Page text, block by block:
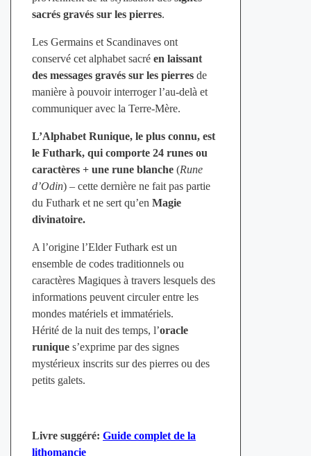
sacrés gravés sur les pierres.
Les Germains et Scandinaves ont
conservé cet alphabet sacré en laissant
des messages gravés sur les pierresde
manière à pouvoir interroger l’au-delà et
communiquer avec la Terre-Mère.
L’Alphabet Runique, le plus connu, est
le Futhark, qui comporte 24 runes ou
caractères + une rune blanche(Rune
d’Odin) – cette dernière ne fait pas partie
du Futhark et ne sert qu’en Magie
divinatoire.
A l’origine l’Elder Futhark est un
ensemble de codes traditionnels ou
caractères Magiques à travers lesquels des
informations peuvent circuler entre les
mondes matériels et immatériels.
Hérité de la nuit des temps, l’oracle
runiques’exprime par des signes
mystérieux inscrits sur des pierres ou des
petits galets.
Livre suggéré: Guide complet de la
lithomancie